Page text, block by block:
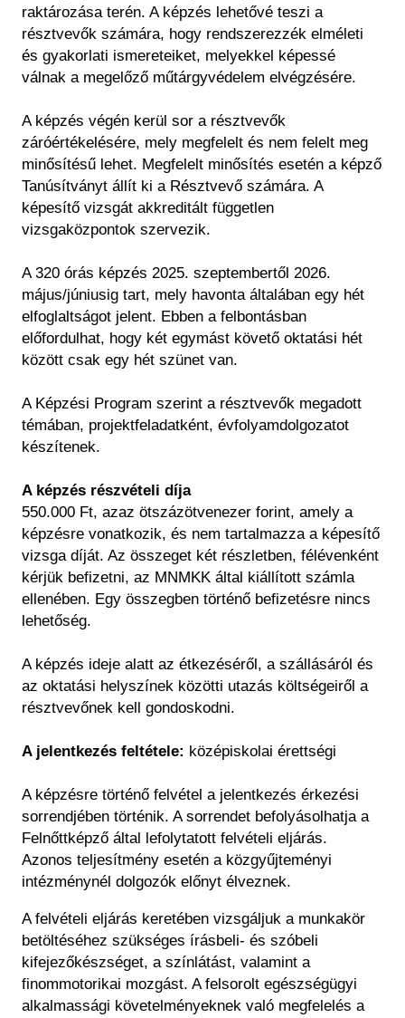
raktározása terén. A képzés lehetővé teszi a
résztvevők számára, hogy rendszerezzék elméleti
és gyakorlati ismereteiket, melyekkel képessé
válnak a megelőző műtárgyvédelem elvégzésére.
A képzés végén kerül sor a résztvevők
záróértékelésére, mely megfelelt és nem felelt meg
minősítésű lehet. Megfelelt minősítés esetén a képző
Tanúsítványt állít ki a Résztvevő számára. A
képesítő vizsgát akkreditált független
vizsgaközpontok szervezik.
A 320 órás képzés 2025. szeptembertől 2026.
május/júniusig tart, mely havonta általában egy hét
elfoglaltságot jelent. Ebben a felbontásban
előfordulhat, hogy két egymást követő oktatási hét
között csak egy hét szünet van.
A Képzési Program szerint a résztvevők megadott
témában, projektfeladatként, évfolyamdolgozatot
készítenek.
A képzés részvételi díja
550.000 Ft, azaz ötszázötvenezer forint, amely a
képzésre vonatkozik, és nem tartalmazza a képesítő
vizsga díját. Az összeget két részletben, félévenként
kérjük befizetni, az MNMKK által kiállított számla
ellenében. Egy összegben történő befizetésre nincs
lehetőség.
A képzés ideje alatt az étkezéséről, a szállásáról és
az oktatási helyszínek közötti utazás költségeiről a
résztvevőnek kell gondoskodni.
A jelentkezés feltétele: középiskolai érettségi
A képzésre történő felvétel a jelentkezés érkezési
sorrendjében történik. A sorrendet befolyásolhatja a
Felnőttképző által lefolytatott felvételi eljárás.
Azonos teljesítmény esetén a közgyűjteményi
intézménynél dolgozók előnyt élveznek.
A felvételi eljárás keretében vizsgáljuk a munkakör
betöltéséhez szükséges írásbeli- és szóbeli
kifejezőkészséget, a színlátást, valamint a
finommotorikai mozgást. A felsorolt egészségügyi
alkalmassági követelményeknek való megfelelés a